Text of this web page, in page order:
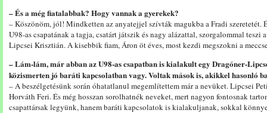
– És a még fiatalabbak? Hogy vannak a gyerekek?
– Köszönöm, jól! Mindketten az anyatejjel szívták magukba a Fradi szeretetét.
U98-as csapatának a tagja, csatárt játszik és nagy alázattal, szorgalommal teszi
Lipcsei Krisztián. A kisebbik fiam, Áron öt éves, most kezdi megszokni a
– Lám-lám, már abban az U98-as csapatban is kialakult egy Dragóner-
közismerten jó baráti kapcsolatban vagy. Voltak mások is, akikkel hasonló
– A beszélgetésünk során óhatatlanul megemlítettem már a nevüket. Lipcsei
Horváth Feri. És még hosszan sorolhatnék neveket, mert nagyon fontosnak
csapattársak legyünk, hanem baráti kapcsolatok is kialakuljanak, sokkal